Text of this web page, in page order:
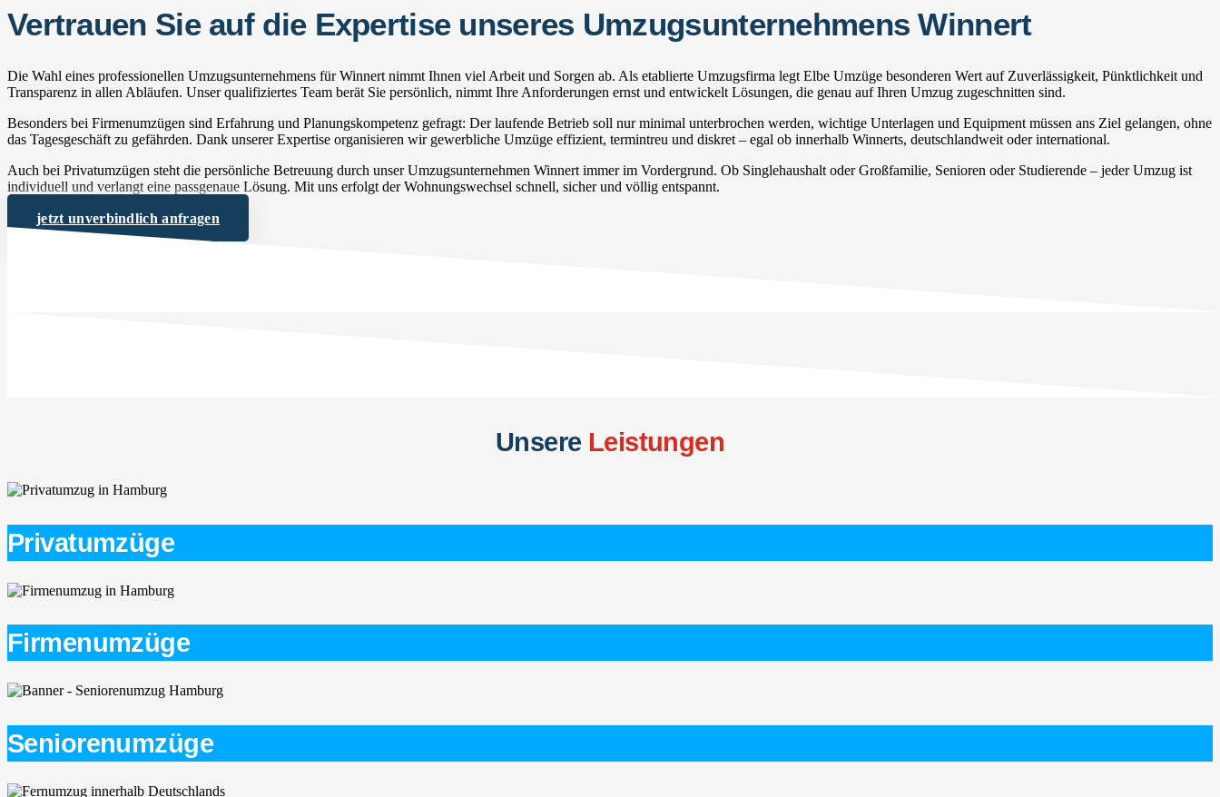
Vertrauen Sie auf die Expertise unseres Umzugsunternehmens Winnert
Die Wahl eines professionellen Umzugsunternehmens für Winnert nimmt Ihnen viel Arbeit und Sorgen ab. Als etablierte Umzugsfirma legt Elbe Umzüge besonderen Wert auf Zuverlässigkeit, Pünktlichkeit und
Transparenz in allen Abläufen. Unser qualifiziertes Team berät Sie persönlich, nimmt Ihre Anforderungen ernst und entwickelt Lösungen, die genau auf Ihren Umzug zugeschnitten sind.
Besonders bei Firmenumzügen sind Erfahrung und Planungskompetenz gefragt: Der laufende Betrieb soll nur minimal unterbrochen werden, wichtige Unterlagen und Equipment müssen ans Ziel gelangen, ohne
das Tagesgeschäft zu gefährden. Dank unserer Expertise organisieren wir gewerbliche Umzüge effizient, termintreu und diskret – egal ob innerhalb Winnerts, deutschlandweit oder international.
Auch bei Privatumzügen steht die persönliche Betreuung durch unser Umzugsunternehmen Winnert immer im Vordergrund. Ob Singlehaushalt oder Großfamilie, Senioren oder Studierende – jeder Umzug ist
individuell und verlangt eine passgenaue Lösung. Mit uns erfolgt der Wohnungswechsel schnell, sicher und völlig entspannt.
jetzt unverbindlich anfragen
Unsere Leistungen
Privatumzüge
Firmenumzüge
Seniorenumzüge